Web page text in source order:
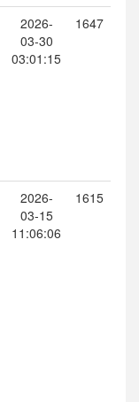
2026-
03-30
03:01:15
1647
2026-
03-15
11:06:06
1615